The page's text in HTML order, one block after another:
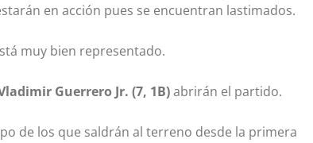
en acción pues se encuentran lastimados.
muy bien representado.
Guerrero Jr. (7, 1B)abrirán el partido.
de los que saldrán al terreno desde la primera